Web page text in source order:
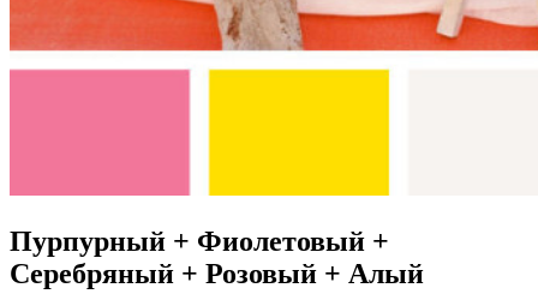
Пурпурный + Фиолетовый +
Серебряный + Розовый + Алый